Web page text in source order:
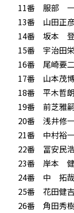
11番 服部
13番 山田正
14番 坂本
15番 宇治田
16番 尾崎要
17番 山本茂
18番 平木哲朗
19番 前芝雅嗣
20番 浅井修
21番 中村裕
22番 冨安民
23番 岸本 健
24番 中 拓哉
25番 花田健吉
26番 角田秀